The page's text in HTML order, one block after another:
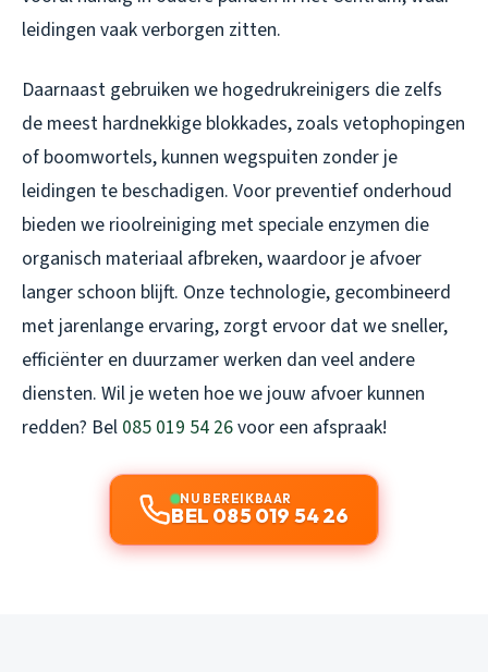
leidingen vaak verborgen zitten.
Daarnaast gebruiken we hogedrukreinigers die zelfs
de meest hardnekkige blokkades, zoals vetophopingen
of boomwortels, kunnen wegspuiten zonder je
leidingen te beschadigen. Voor preventief onderhoud
bieden we rioolreiniging met speciale enzymen die
organisch materiaal afbreken, waardoor je afvoer
langer schoon blijft. Onze technologie, gecombineerd
met jarenlange ervaring, zorgt ervoor dat we sneller,
efficiënter en duurzamer werken dan veel andere
diensten. Wil je weten hoe we jouw afvoer kunnen
redden? Bel 085 019 54 26voor een afspraak!
NU BEREIKBAAR
BEL 085 019 54 26